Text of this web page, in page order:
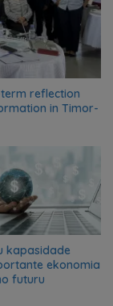
reflection
in Timor-
kapasidade
ekonomia
futuru